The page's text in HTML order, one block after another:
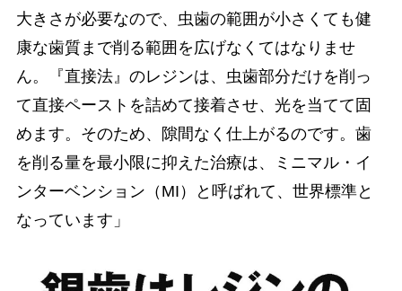
大きさが必要なので、虫歯の範囲が小さくても健
康な歯質まで削る範囲を広げなくてはなりませ
ん。『直接法』のレジンは、虫歯部分だけを削っ
て直接ペーストを詰めて接着させ、光を当てて固
めます。そのため、隙間なく仕上がるのです。歯
を削る量を最小限に抑えた治療は、ミニマル・イ
ンターベンション（MI）と呼ばれて、世界標準と
なっています」